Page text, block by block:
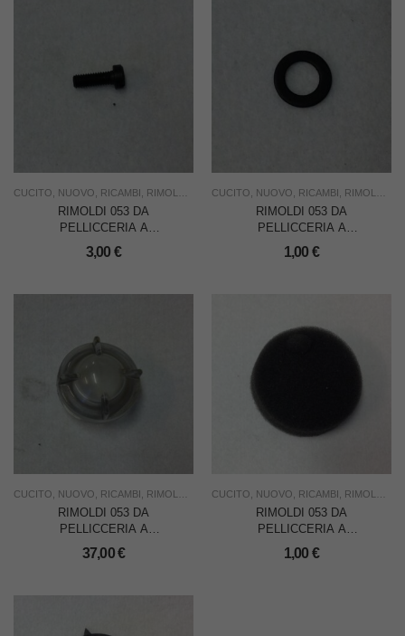
CUCITO NUOVO RICAMBI RIMOLDI & CF , USO INDUSTRIA
RIMOLDI 053 DA
PELLICCERIA A
PIATTELLI – VITE AGO
3,5×10
3,00 €
CUCITO NUOVO RICAMBI RIMOLDI & CF
RIMOLDI 053 DA
PELLICCERIA A
PIATTELLI – ROSETTA
Diam. mm.6,2
1,00 €
CUCITO NUOVO RICAMBI RIMOLDI & CF , USO INDUSTRIA
RIMOLDI 053 DA
PELLICCERIA A
PIATTELLI – CUPOLINA
SPIA OLIO
37,00€
CUCITO NUOVO RICAMBI RIMOLDI & CF
RIMOLDI 053 DA
PELLICCERIA A
PIATTELLI – FILTRO OLIO
IN SPUGNA
1,00 €